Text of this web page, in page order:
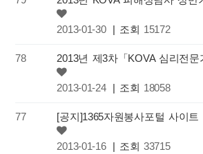
2013-01-30 | 조회 15172
78 2013년 제3차「KOVA 심리전
2013-01-24 | 조회 18058
77
2013-01-16 | 조회 33715